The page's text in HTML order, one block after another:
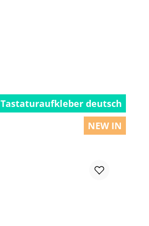
Tastaturaufkleber deutsch
NEW IN